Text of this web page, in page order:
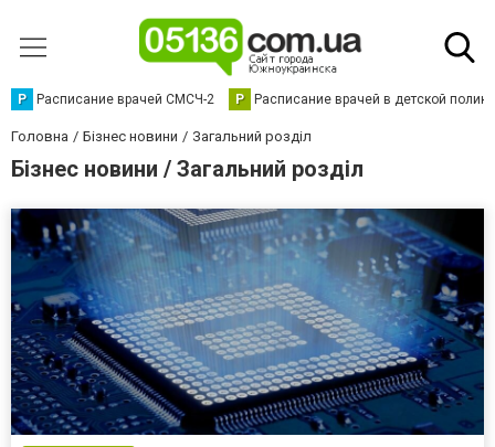
Р Расписание врачей СМСЧ-2 Р Расписание врачей в детской
Головна Бізнес новини Загальний розділ
Бізнес новини / Загальний розділ